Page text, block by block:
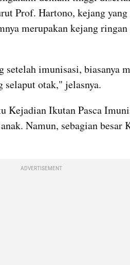
Prof. Hartono, kejang yang
merupakan kejang
imunisasi, biasanya
selaput otak," jelasnya.
Kejadian Ikutan Pasca
Namun, sebagian besar
ADVERTISEMENT